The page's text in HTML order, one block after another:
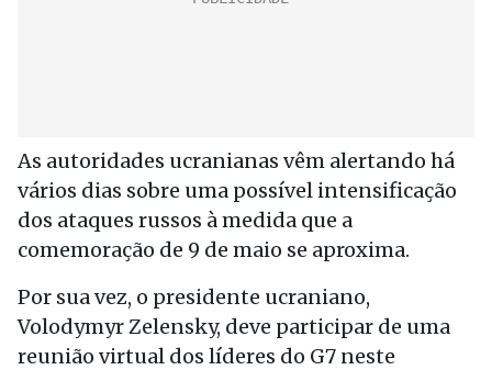
As autoridades ucranianas vêm alertando há
vários dias sobre uma possível intensificação
dos ataques russos à medida que a
comemoração de 9 de maio se aproxima.
Por sua vez, o presidente ucraniano,
Volodymyr Zelensky, deve participar de uma
reunião virtual dos líderes do G7 neste